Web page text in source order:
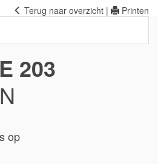
Terug naar overzicht |
Printen
203
op